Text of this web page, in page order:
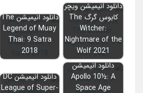
دانلود انیمیشن ویچر
کابوس گرگ The
Witcher:
Nightmare of the
Wolf 2021
دانلود انیمیشن The
Legend of Muay
Thai: 9 Satra
2018
دانلود انیمیشن
Apollo 10½: A
Space Age
دانلود انیمیشن DC
League of Super-